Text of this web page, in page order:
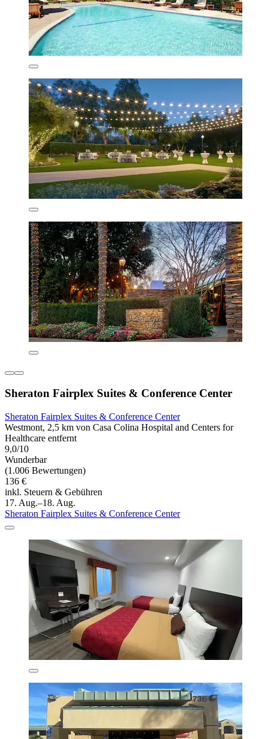
Sheraton Fairplex Suites & Conference Center
Sheraton Fairplex Suites & Conference Center
Westmont, 2,5 km von Casa Colina Hospital and Centers for
Healthcare entfernt
9,0/10
Wunderbar
(1.006 Bewertungen)
136 €
inkl. Steuern & Gebühren
17. Aug.–18. Aug.
Sheraton Fairplex Suites & Conference Center